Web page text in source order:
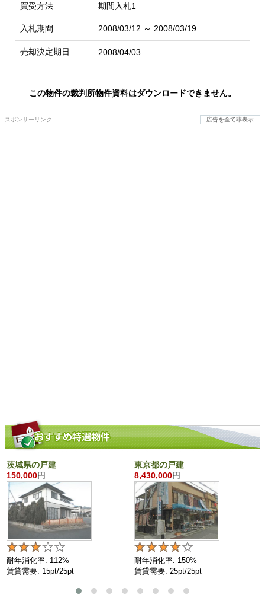
買受方法 期間入札1
入札期間 2008/03/12 ～ 2008/03/19
売却決定期日 2008/04/03
この物件の裁判所物件資料はダウンロードできません。
スポンサーリンク 広告を全て非表示
茨城県の戸建
150,000円
耐年消化率: 112%
賃貸需要: 15pt/25pt
東京都の戸建
8,430,000円
耐年消化率: 150%
賃貸需要: 25pt/25pt